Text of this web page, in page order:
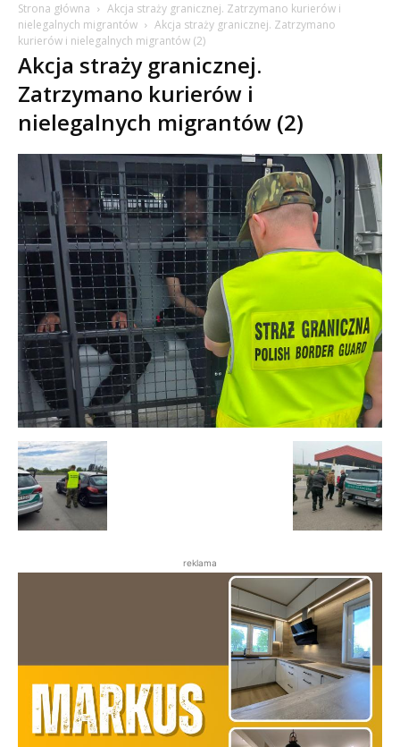
Strona główna
Akcja straży granicznej. Zatrzymano kurierów i
nielegalnych migrantów
Akcja straży granicznej. Zatrzymano
kurierów i nielegalnych migrantów (2)
Akcja straży granicznej.
Zatrzymano kurierów i
nielegalnych migrantów (2)
reklama